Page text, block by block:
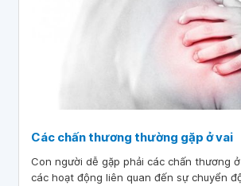
Các chấn thương thường gặp ở vai
Con người dễ gặp phải các chấn thương
các hoạt động liên quan đến sự chuyển